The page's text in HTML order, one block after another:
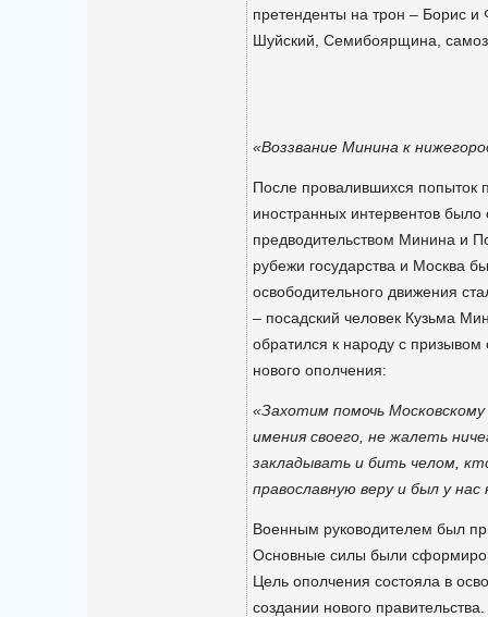
претенденты на трон – Борис
Шуйский, Семибоярщина,
«Воззвание Минина к
После провалившихся попыток
иностранных интервентов
предводительством Минина и
рубежи государства и Москва
освободительного движения
– посадский человек Кузьма
обратился к народу с
нового ополчения:
«Захотим помочь
имения своего, не жалеть
закладывать и бить челом,
православную веру и был у нас
Военным руководителем был
Основные силы были
Цель ополчения состояла в
создании нового правительства.